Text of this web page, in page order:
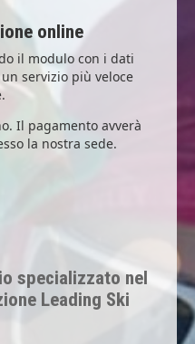
online
il modulo con i dati
servizio più veloce
Il pagamento avverà
la nostra sede.
specializzato nel
Leading Ski